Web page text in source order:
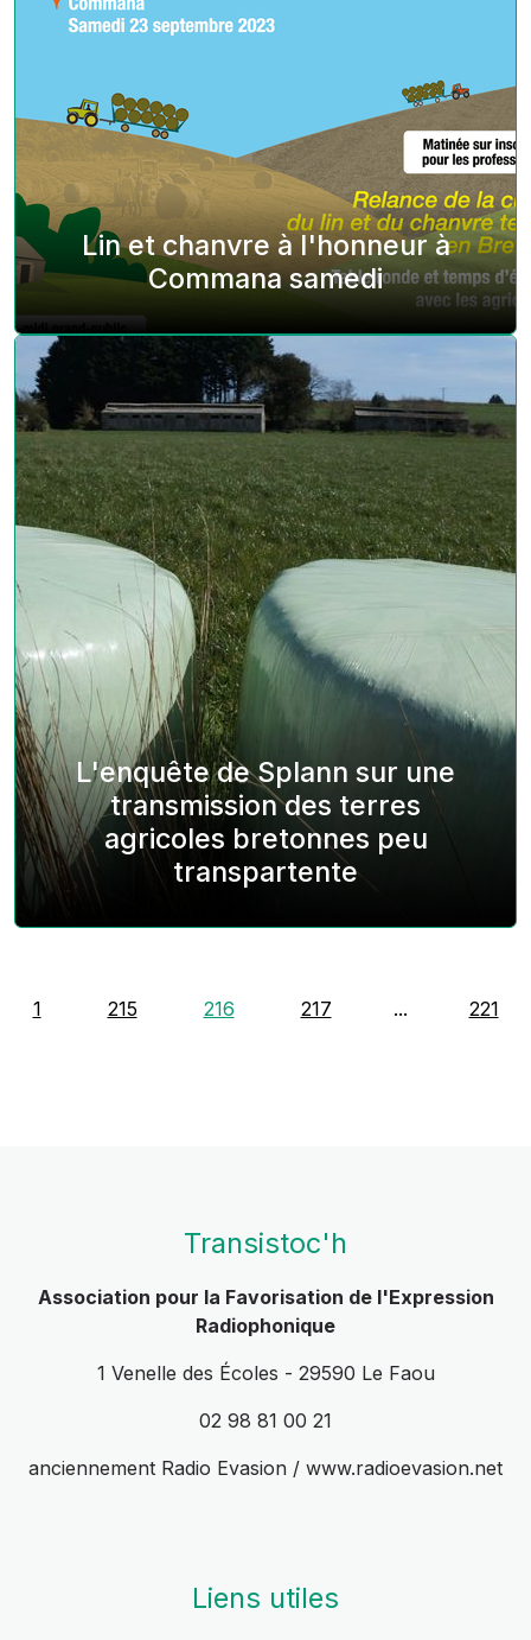
Lin et chanvre à l'honneur à
Commana samedi
L'enquête de Splann sur une
transmission des terres
agricoles bretonnes peu
transpartente
1 215 216 217 ... 221
Transistoc'h
Association pour la Favorisation de l'Expression
Radiophonique
1 Venelle des Écoles - 29590 Le Faou
02 98 81 00 21
anciennement Radio Evasion / www.radioevasion.net
Liens utiles